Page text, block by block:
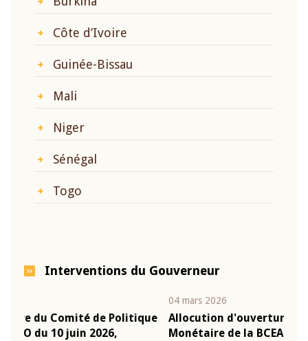
Côte d’Ivoire
Guinée-Bissau
Mali
Niger
Sénégal
Togo
Interventions du Gouverneur
Allocution d'ouverture du Comité de Politique
Monétaire de la BCEAO du 4 mars 2026,